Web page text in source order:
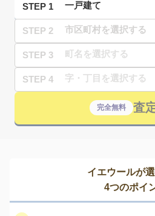
STEP 1
STEP 2
STEP 3
STEP 4
完全無料 査
イエウールが
4つのポイ